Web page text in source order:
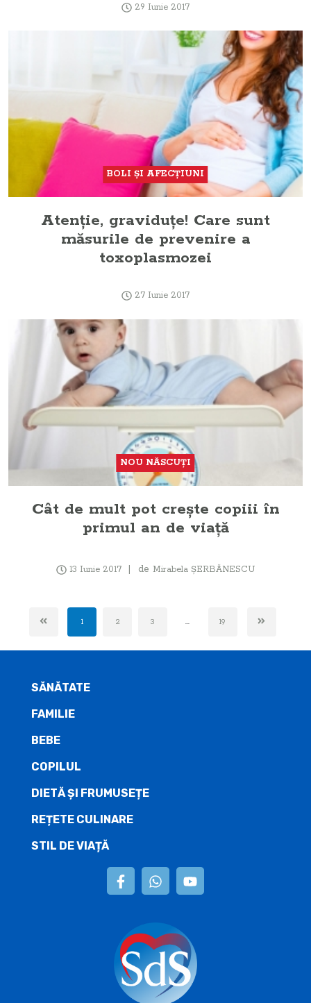
29 Iunie 2017
BOLI ŞI AFECŢIUNI
Atenţie, graviduţe! Care sunt
măsurile de prevenire a
toxoplasmozei
27 Iunie 2017
NOU NĂSCUŢI
Cât de mult pot creşte copiii în
primul an de viaţă
13 Iunie 2017 de Mirabela ŞERBĂNESCU
1 2 3 ... 19
SĂNĂTATE
FAMILIE
BEBE
COPILUL
DIETĂ ŞI FRUMUSEȚE
REȚETE CULINARE
STIL DE VIAȚĂ